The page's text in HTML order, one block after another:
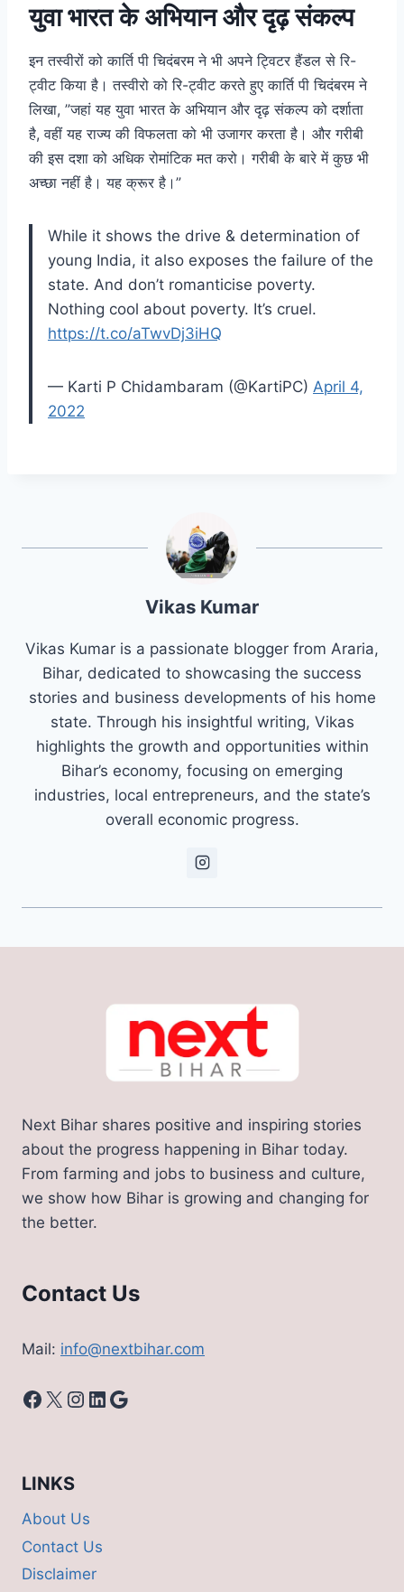
युवा भारत के अभियान और दृढ़ संकल्प
इन तस्वीरों को कार्ति पी चिदंबरम ने भी अपने ट्विटर हैंडल से रि-
ट्वीट किया है। तस्वीरो को रि-ट्वीट करते हुए कार्ति पी चिदंबरम ने
लिखा, ”जहां यह युवा भारत के अभियान और दृढ़ संकल्प को दर्शाता
है, वहीं यह राज्य की विफलता को भी उजागर करता है। और गरीबी
की इस दशा को अधिक रोमांटिक मत करो। गरीबी के बारे में कुछ भी
अच्छा नहीं है। यह क्रूर है।”
While it shows the drive & determination of
young India, it also exposes the failure of the
state. And don’t romanticise poverty.
Nothing cool about poverty. It’s cruel.
https://t.co/aTwvDj3iHQ
— Karti P Chidambaram (@KartiPC) April 4,
2022
Vikas Kumar
Vikas Kumar is a passionate blogger from Araria,
Bihar, dedicated to showcasing the success
stories and business developments of his home
state. Through his insightful writing, Vikas
highlights the growth and opportunities within
Bihar’s economy, focusing on emerging
industries, local entrepreneurs, and the state’s
overall economic progress.
Next Bihar shares positive and inspiring stories
about the progress happening in Bihar today.
From farming and jobs to business and culture,
we show how Bihar is growing and changing for
the better.
Contact Us
Mail: info@nextbihar.com
Facebook
X Instagram
LinkedIn
Google
LINKS
About Us
Contact Us
Disclaimer